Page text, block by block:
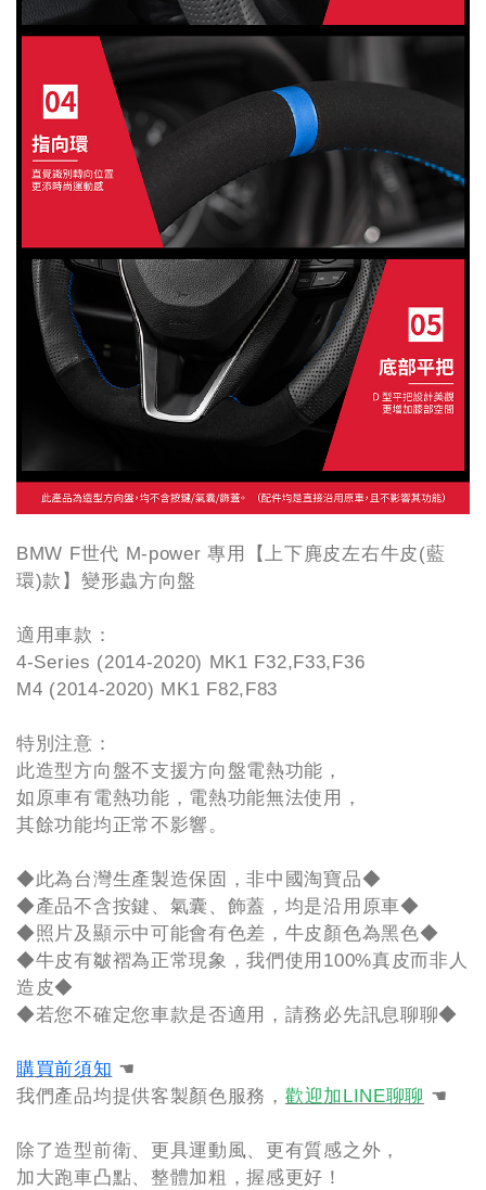
BMW F世代 M-power 專用【上下麂皮左右牛皮(藍
環)款】變形蟲方向盤
適用車款：
4-Series (2014-2020) MK1 F32,F33,F36
M4 (2014-2020) MK1 F82,F83
特別注意：
此造型方向盤不支援方向盤電熱功能，
如原車有電熱功能，電熱功能無法使用，
其餘功能均正常不影響。
◆此為台灣生產製造保固，非中國淘寶品◆
◆產品不含按鍵、氣囊、飾蓋，均是沿用原車◆
◆照片及顯示中可能會有色差，牛皮顏色為黑色◆
◆牛皮有皺褶為正常現象，我們使用100%真皮而非人
造皮◆
◆若您不確定您車款是否適用，請務必先訊息聊聊◆
購買前須知 ☚
我們產品均提供客製顏色服務， 歡迎加LINE聊聊 ☚
除了造型前衛、更具運動風、更有質感之外，
加大跑車凸點、整體加粗，握感更好！